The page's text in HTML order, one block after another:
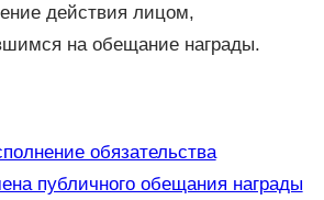
действия лицом,
на обещание награды.
обязательства
публичного обещания награды